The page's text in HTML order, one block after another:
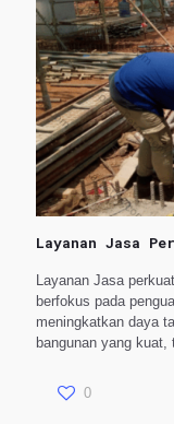
Layanan Jasa
Layanan Jasa
berfokus pada
meningkatkan daya
bangunan yang kuat,
0